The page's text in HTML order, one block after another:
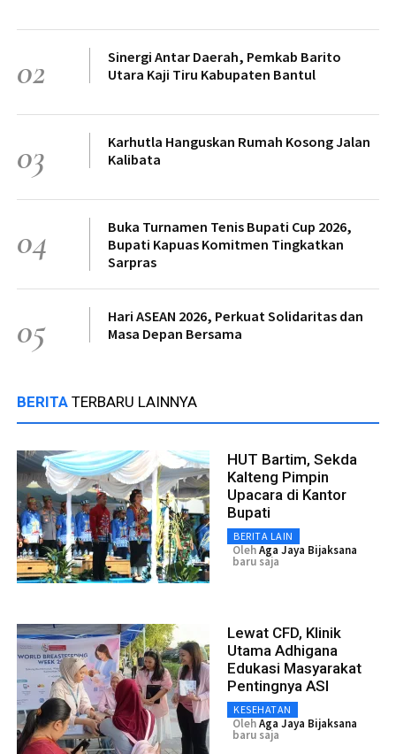
02
Sinergi Antar Daerah, Pemkab Barito
Utara Kaji Tiru Kabupaten Bantul
03
Karhutla Hanguskan Rumah Kosong Jalan
Kalibata
04
Buka Turnamen Tenis Bupati Cup 2026,
Bupati Kapuas Komitmen Tingkatkan
Sarpras
05
Hari ASEAN 2026, Perkuat Solidaritas dan
Masa Depan Bersama
BERITA TERBARU LAINNYA
HUT Bartim, Sekda
Kalteng Pimpin
Upacara di Kantor
Bupati
BERITA LAIN
OlehAga Jaya Bijaksana
baru saja
Lewat CFD, Klinik
Utama Adhigana
Edukasi Masyarakat
Pentingnya ASI
KESEHATAN
OlehAga Jaya Bijaksana
baru saja